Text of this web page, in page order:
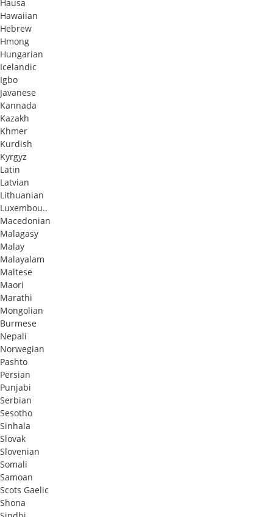
Hausa
Hawaiian
Hebrew
Hmong
Hungarian
Icelandic
Igbo
Javanese
Kannada
Kazakh
Khmer
Kurdish
Kyrgyz
Latin
Latvian
Lithuanian
Luxembou..
Macedonian
Malagasy
Malay
Malayalam
Maltese
Maori
Marathi
Mongolian
Burmese
Nepali
Norwegian
Pashto
Persian
Punjabi
Serbian
Sesotho
Sinhala
Slovak
Slovenian
Somali
Samoan
Scots Gaelic
Shona